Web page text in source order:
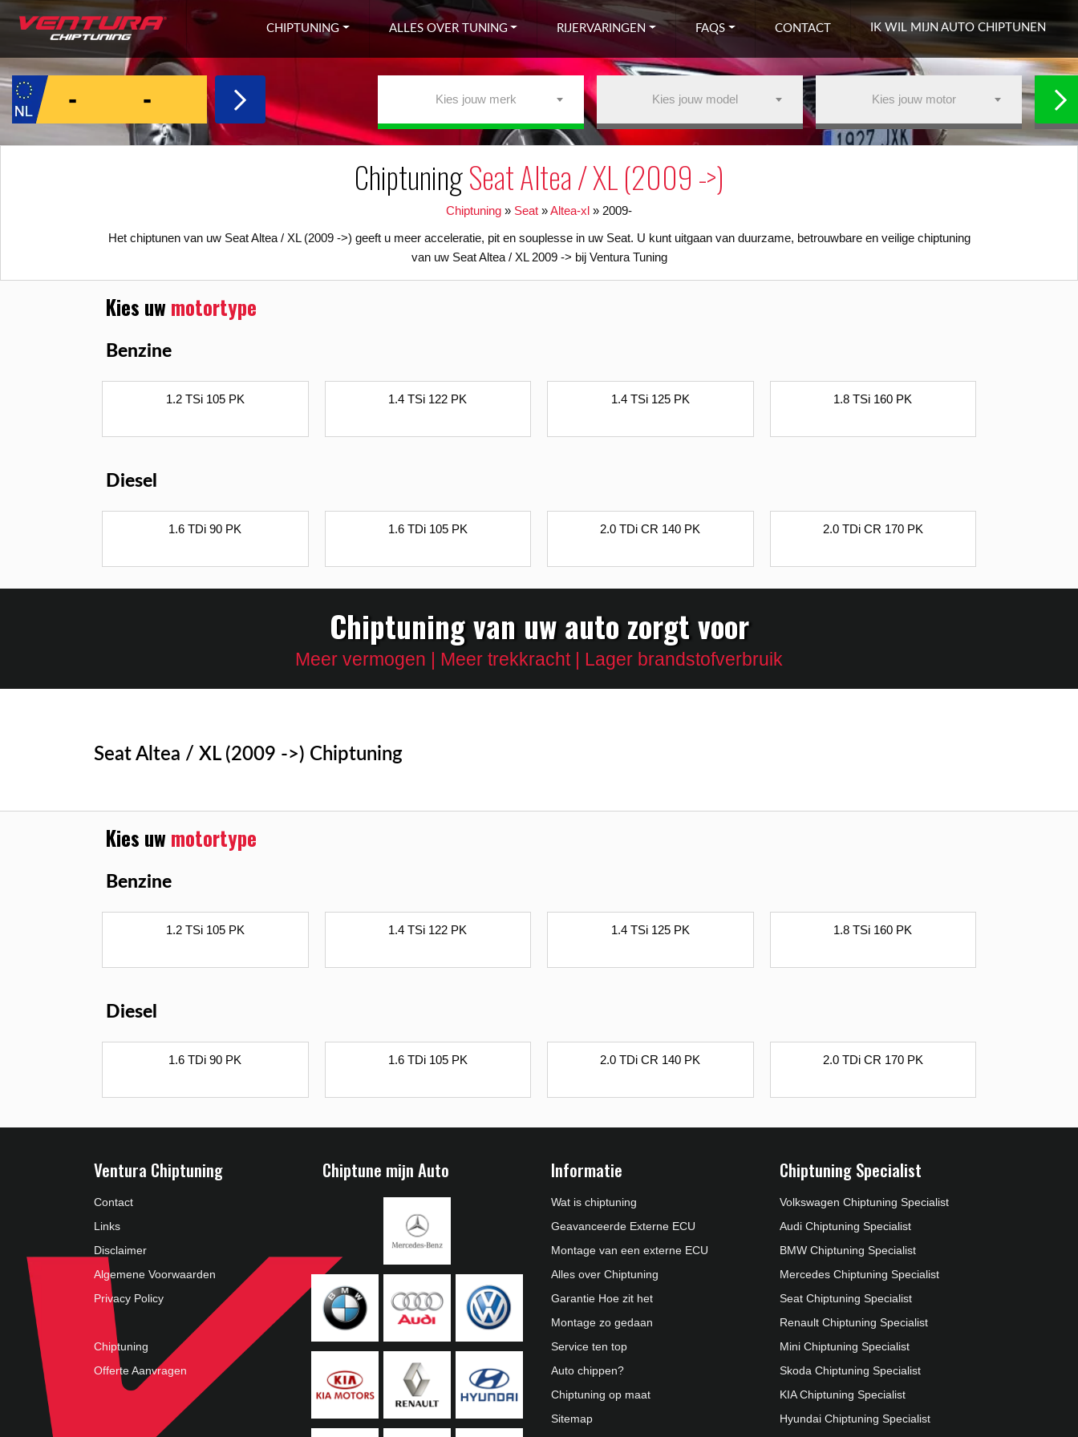
Ga naar inhoud
CHIPTUNING ALLES OVER TUNING RIJERVARINGEN FAQS CONTACT IK WIL MIJN AUTO CHIPTUNEN
Kies jouw merk Kies jouw model Kies jouw motor
ChiptuningSeat Altea / XL (2009 ->)
Chiptuning » Seat »Altea-xl » 2009-
Het chiptunen van uw Seat Altea / XL (2009 ->) geeft u meer acceleratie, pit en souplesse in uw Seat. U kunt uitgaan van duurzame, betrouwbare en veilige chiptuning
van uw Seat Altea / XL 2009 -> bij Ventura Tuning
Kies uwmotortype
Benzine
1.2 TSi 105 PK 1.4 TSi 122 PK 1.4 TSi 125 PK 1.8 TSi 160 PK
Diesel
1.6 TDi 90 PK 1.6 TDi 105 PK 2.0 TDi CR 140 PK 2.0 TDi CR 170 PK
Chiptuning van uw auto zorgt voor
Meer vermogen | Meer trekkracht | Lager brandstofverbruik
Seat Altea / XL (2009 ->) Chiptuning
Kies uwmotortype
Benzine
1.2 TSi 105 PK 1.4 TSi 122 PK 1.4 TSi 125 PK 1.8 TSi 160 PK
Diesel
1.6 TDi 90 PK 1.6 TDi 105 PK 2.0 TDi CR 140 PK 2.0 TDi CR 170 PK
Ventura Chiptuning
Contact
Links
Disclaimer
Algemene Voorwaarden
Privacy Policy
Chiptuning
Offerte Aanvragen
Chiptune mijn Auto Informatie
Wat is chiptuning
Geavanceerde Externe ECU
Montage van een externe ECU
Alles over Chiptuning
Garantie Hoe zit het
Montage zo gedaan
Service ten top
Auto chippen?
Chiptuning op maat
Sitemap
Chiptuning Specialist
Volkswagen Chiptuning Specialist
Audi Chiptuning Specialist
BMW Chiptuning Specialist
Mercedes Chiptuning Specialist
Seat Chiptuning Specialist
Renault Chiptuning Specialist
Mini Chiptuning Specialist
Skoda Chiptuning Specialist
KIA Chiptuning Specialist
Hyundai Chiptuning Specialist